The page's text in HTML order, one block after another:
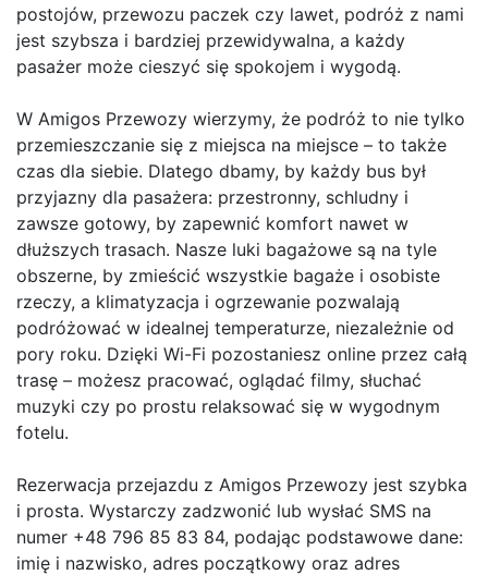
postojów, przewozu paczek czy lawet, podróż z nami
jest szybsza i bardziej przewidywalna, a każdy
pasażer może cieszyć się spokojem i wygodą.
W Amigos Przewozy wierzymy, że podróż to nie tylko
przemieszczanie się z miejsca na miejsce – to także
czas dla siebie. Dlatego dbamy, by każdy bus był
przyjazny dla pasażera: przestronny, schludny i
zawsze gotowy, by zapewnić komfort nawet w
dłuższych trasach. Nasze luki bagażowe są na tyle
obszerne, by zmieścić wszystkie bagaże i osobiste
rzeczy, a klimatyzacja i ogrzewanie pozwalają
podróżować w idealnej temperaturze, niezależnie od
pory roku. Dzięki Wi-Fi pozostaniesz online przez całą
trasę – możesz pracować, oglądać filmy, słuchać
muzyki czy po prostu relaksować się w wygodnym
fotelu.
Rezerwacja przejazdu z Amigos Przewozy jest szybka
i prosta. Wystarczy zadzwonić lub wysłać SMS na
numer +48 796 85 83 84, podając podstawowe dane:
imię i nazwisko, adres początkowy oraz adres